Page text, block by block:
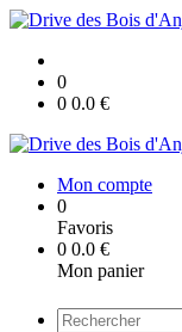
0
0 0.0 €
Mon compte
0
Favoris
0 0.0 €
Mon panier